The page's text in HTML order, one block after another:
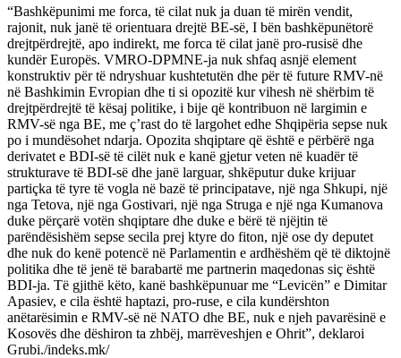
“Bashkëpunimi me forca, të cilat nuk ja duan të mirën vendit,
rajonit, nuk janë të orientuara drejtë BE-së, I bën bashkëpunëtorë
drejtpërdrejtë, apo indirekt, me forca të cilat janë pro-rusisë dhe
kundër Europës. VMRO-DPMNE-ja nuk shfaq asnjë element
konstruktiv për të ndryshuar kushtetutën dhe për të future RMV-në
në Bashkimin Evropian dhe ti si opozitë kur vihesh në shërbim të
drejtpërdrejtë të kësaj politike, i bije që kontribuon në largimin e
RMV-së nga BE, me ç’rast do të largohet edhe Shqipëria sepse nuk
po i mundësohet ndarja. Opozita shqiptare që është e përbërë nga
derivatet e BDI-së të cilët nuk e kanë gjetur veten në kuadër të
strukturave të BDI-së dhe janë larguar, shkëputur duke krijuar
partiçka të tyre të vogla në bazë të principatave, një nga Shkupi, një
nga Tetova, një nga Gostivari, një nga Struga e një nga Kumanova
duke përçarë votën shqiptare dhe duke e bërë të njëjtin të
parëndësishëm sepse secila prej ktyre do fiton, një ose dy deputet
dhe nuk do kenë potencë në Parlamentin e ardhëshëm që të diktojnë
politika dhe të jenë të barabartë me partnerin maqedonas siç është
BDI-ja. Të gjithë këto, kanë bashkëpunuar me “Levicën” e Dimitar
Apasiev, e cila është haptazi, pro-ruse, e cila kundërshton
anëtarësimin e RMV-së në NATO dhe BE, nuk e njeh pavarësinë e
Kosovës dhe dëshiron ta zhbëj, marrëveshjen e Ohrit”, deklaroi
Grubi./indeks.mk/